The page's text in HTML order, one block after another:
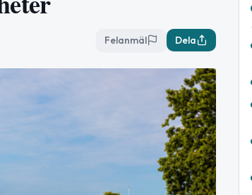
Felanmäl Dela